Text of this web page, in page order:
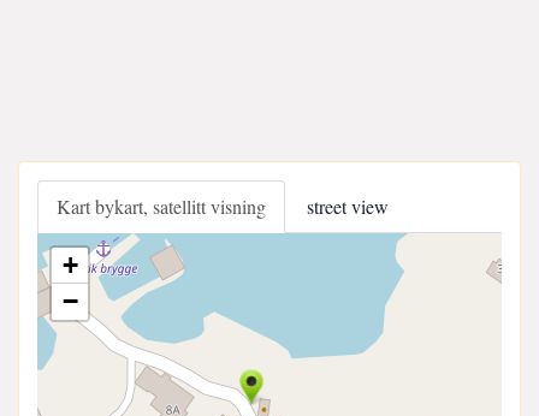
Kart bykart, satellitt visning street view
+
−